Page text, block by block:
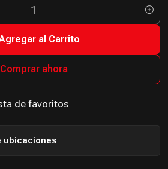
al Carrito
Comprar ahora
de favoritos
ubicaciones